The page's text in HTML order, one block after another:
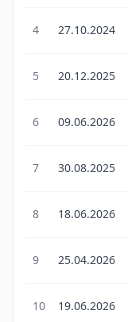
4 27.10.2024
5 20.12.2025
6 09.06.2026
7 30.08.2025
8 18.06.2026
9 25.04.2026
10 19.06.2026